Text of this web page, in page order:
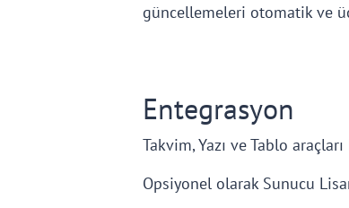
güncellemeleri otomatik ve
Entegrasyon
Takvim, Yazı ve Tablo
Opsiyonel olarak Sunucu